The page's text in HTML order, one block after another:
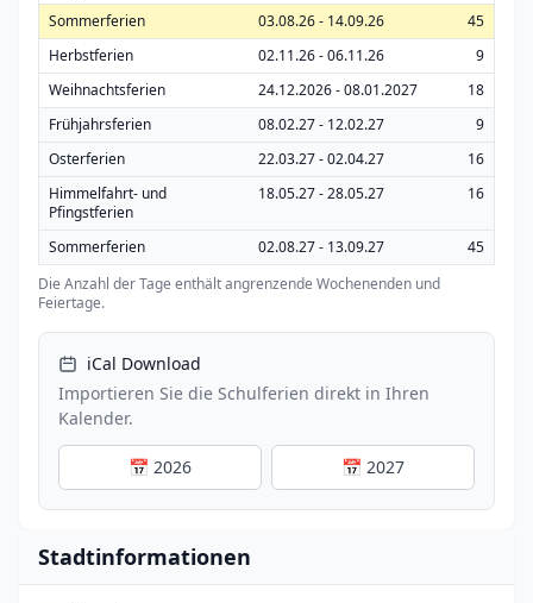
Sommerferien
03.08.26 - 14.09.26
45
Herbstferien
02.11.26 - 06.11.26
9
Weihnachtsferien
24.12.2026 - 08.01.2027
18
Frühjahrsferien
08.02.27 - 12.02.27
9
Osterferien
22.03.27 - 02.04.27
16
Himmelfahrt- und
Pfingstferien
18.05.27 - 28.05.27 16
Sommerferien 02.08.27 - 13.09.27
45
Die Anzahl der Tage enthält angrenzende Wochenenden und
Feiertage.
iCal Download
Importieren Sie die Schulferien direkt in Ihren
Kalender.
📅 2026 📅 2027
Stadtinformationen